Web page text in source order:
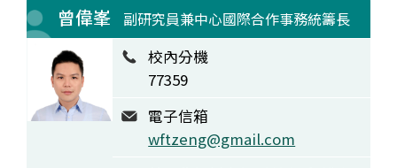
曾偉峯 副研究員兼中心國際合作事務統籌長
校內分機
77359
電子信箱
wftzeng@gmail.com